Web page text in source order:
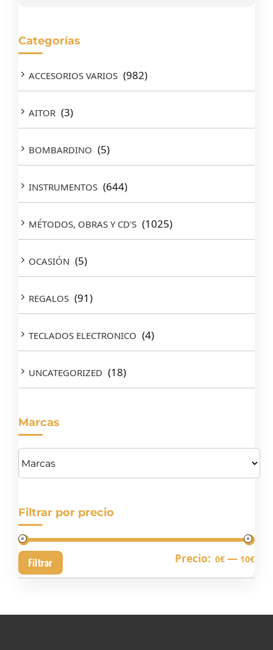
Categorías
ACCESORIOS VARIOS (982)
AITOR (3)
BOMBARDINO (5)
INSTRUMENTOS (644)
MÉTODOS, OBRAS Y CD'S (1025)
OCASIÓN (5)
REGALOS (91)
TECLADOS ELECTRONICO (4)
UNCATEGORIZED (18)
Marcas
Filtrar por precio
Filtrar Precio: 0€ — 10€